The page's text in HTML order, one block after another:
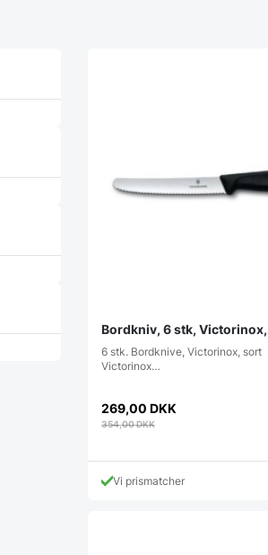
Bordkniv, 6 stk,
6 stk. Bordknive, Victorinox, sort
Victorinox…
269,00 DKK
354,00DKK
Vi prismatcher